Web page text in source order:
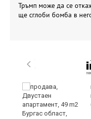
Тръмп може да се
ще сглоби бомба в